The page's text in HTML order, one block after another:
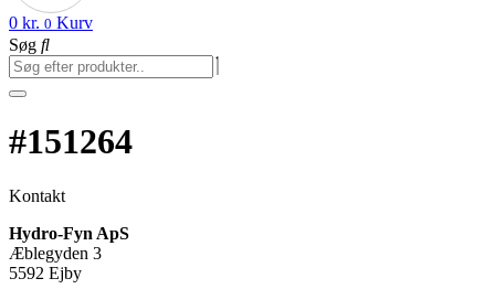
0 kr. 0 Kurv
Søg
#151264
Kontakt
Hydro-Fyn ApS
Æblegyden 3
5592 Ejby